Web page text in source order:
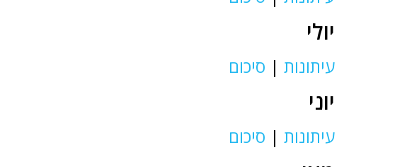
יולי
עיתונות | סיכום
יוני
עיתונות | סיכום